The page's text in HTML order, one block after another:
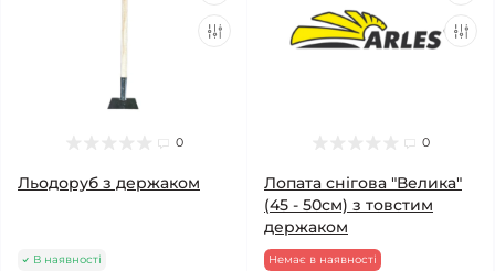
0
Льодоруб з держаком
В наявності
0
Лопата снігова "Велика"
(45 - 50см) з товстим
держаком
Немає в наявності